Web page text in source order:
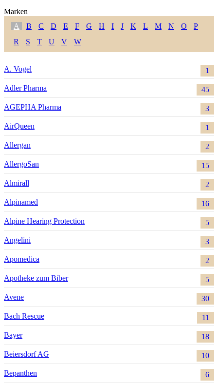
Marken
A
B C D E F G H I J K L M N O
P
R
S T U V W
A. Vogel 1
Adler Pharma 45
AGEPHA Pharma 3
AirQueen 1
Allergan 2
AllergoSan 15
Almirall 2
Alpinamed 16
Alpine Hearing Protection 5
Angelini 3
Apomedica 2
Apotheke zum Biber 5
Avene 30
Bach Rescue 11
Bayer 18
Beiersdorf AG 10
Bepanthen 6